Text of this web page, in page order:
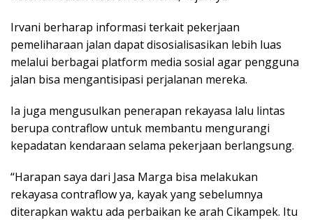
Irvani berharap informasi terkait pekerjaan
pemeliharaan jalan dapat disosialisasikan lebih luas
melalui berbagai platform media sosial agar pengguna
jalan bisa mengantisipasi perjalanan mereka.
Ia juga mengusulkan penerapan rekayasa lalu lintas
berupa contraflow untuk membantu mengurangi
kepadatan kendaraan selama pekerjaan berlangsung.
“Harapan saya dari Jasa Marga bisa melakukan
rekayasa contraflow ya, kayak yang sebelumnya
diterapkan waktu ada perbaikan ke arah Cikampek. Itu